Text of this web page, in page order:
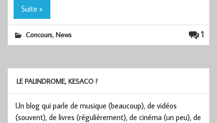
Suite »
1
Concours,News
LE PALINDROME, KESACO ?
Un blog qui parle de musique (beaucoup), de vidéos
(souvent), de livres (régulièrement), de cinéma (un peu), de